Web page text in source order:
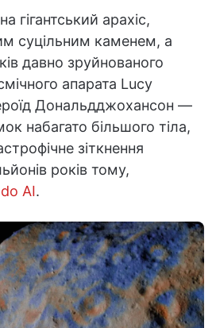
гігантський арахіс,
суцільним каменем, а
давно зруйнованого
апарата Lucy
Дональдджохансон —
набагато більшого тіла,
зіткнення
років тому,
AI.